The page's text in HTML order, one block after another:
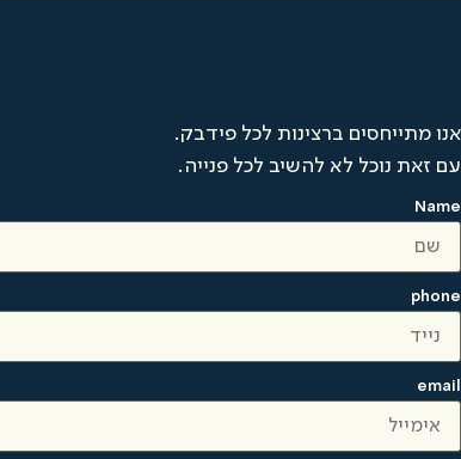
אנו מתייחסים ברצינות לכל פידבק.
עם זאת נוכל לא להשיב לכל פנייה.
Name
phone
email